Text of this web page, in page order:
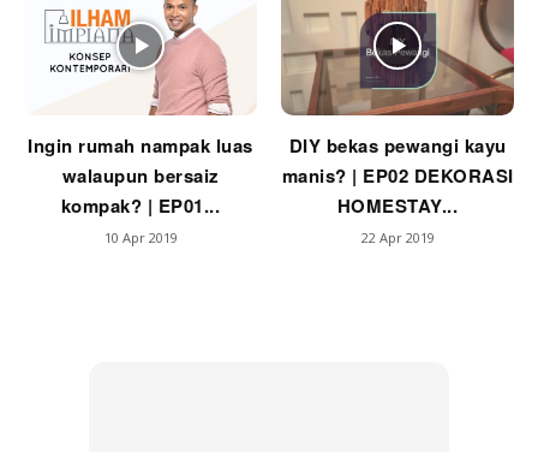
Ingin rumah nampak luas
walaupun bersaiz
kompak? | EP01...
10 Apr 2019
DIY bekas pewangi kayu
manis? | EP02 DEKORASI
HOMESTAY...
22 Apr 2019